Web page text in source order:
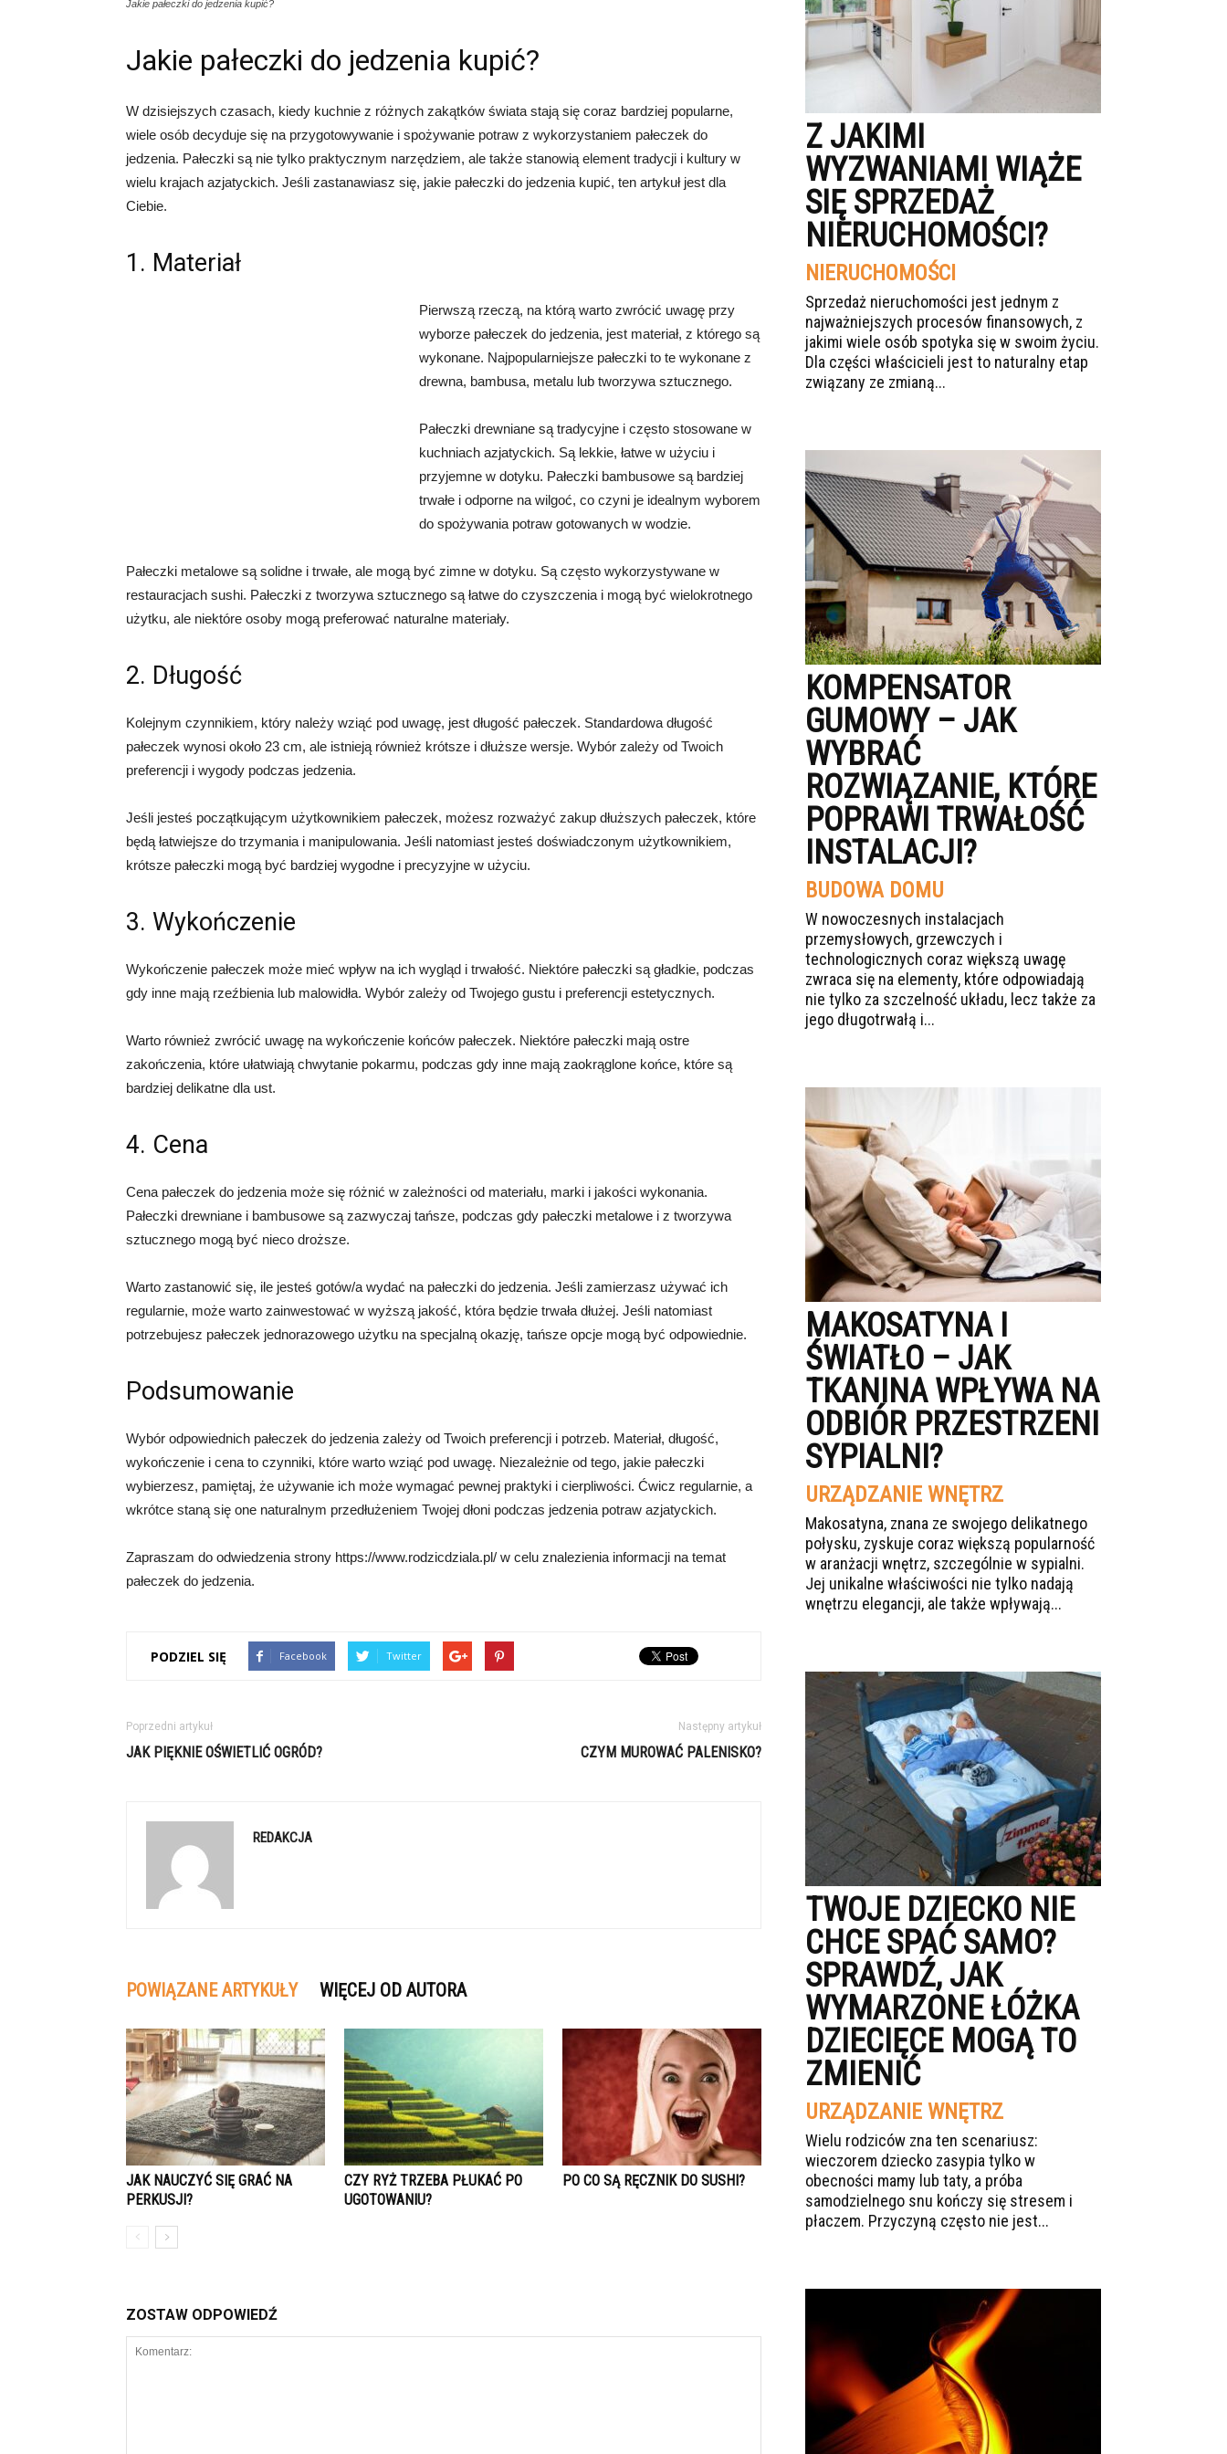
Jakie pałeczki do jedzenia kupić?
Jakie pałeczki do jedzenia kupić?
W dzisiejszych czasach, kiedy kuchnie z różnych zakątków świata stają się coraz bardziej popularne,
wiele osób decyduje się na przygotowywanie i spożywanie potraw z wykorzystaniem pałeczek do
jedzenia. Pałeczki są nie tylko praktycznym narzędziem, ale także stanowią element tradycji i kultury w
wielu krajach azjatyckich. Jeśli zastanawiasz się, jakie pałeczki do jedzenia kupić, ten artykuł jest dla
Ciebie.
1. Materiał
Pierwszą rzeczą, na którą warto zwrócić uwagę przy
wyborze pałeczek do jedzenia, jest materiał, z którego są
wykonane. Najpopularniejsze pałeczki to te wykonane z
drewna, bambusa, metalu lub tworzywa sztucznego.
Pałeczki drewniane są tradycyjne i często stosowane w
kuchniach azjatyckich. Są lekkie, łatwe w użyciu i
przyjemne w dotyku. Pałeczki bambusowe są bardziej
trwałe i odporne na wilgoć, co czyni je idealnym wyborem
do spożywania potraw gotowanych w wodzie.
Pałeczki metalowe są solidne i trwałe, ale mogą być zimne w dotyku. Są często wykorzystywane w
restauracjach sushi. Pałeczki z tworzywa sztucznego są łatwe do czyszczenia i mogą być wielokrotnego
użytku, ale niektóre osoby mogą preferować naturalne materiały.
2. Długość
Kolejnym czynnikiem, który należy wziąć pod uwagę, jest długość pałeczek. Standardowa długość
pałeczek wynosi około 23 cm, ale istnieją również krótsze i dłuższe wersje. Wybór zależy od Twoich
preferencji i wygody podczas jedzenia.
Jeśli jesteś początkującym użytkownikiem pałeczek, możesz rozważyć zakup dłuższych pałeczek, które
będą łatwiejsze do trzymania i manipulowania. Jeśli natomiast jesteś doświadczonym użytkownikiem,
krótsze pałeczki mogą być bardziej wygodne i precyzyjne w użyciu.
3. Wykończenie
Wykończenie pałeczek może mieć wpływ na ich wygląd i trwałość. Niektóre pałeczki są gładkie, podczas
gdy inne mają rzeźbienia lub malowidła. Wybór zależy od Twojego gustu i preferencji estetycznych.
Warto również zwrócić uwagę na wykończenie końców pałeczek. Niektóre pałeczki mają ostre
zakończenia, które ułatwiają chwytanie pokarmu, podczas gdy inne mają zaokrąglone końce, które są
bardziej delikatne dla ust.
4. Cena
Cena pałeczek do jedzenia może się różnić w zależności od materiału, marki i jakości wykonania.
Pałeczki drewniane i bambusowe są zazwyczaj tańsze, podczas gdy pałeczki metalowe i z tworzywa
sztucznego mogą być nieco droższe.
Warto zastanowić się, ile jesteś gotów/a wydać na pałeczki do jedzenia. Jeśli zamierzasz używać ich
regularnie, może warto zainwestować w wyższą jakość, która będzie trwała dłużej. Jeśli natomiast
potrzebujesz pałeczek jednorazowego użytku na specjalną okazję, tańsze opcje mogą być odpowiednie.
Podsumowanie
Wybór odpowiednich pałeczek do jedzenia zależy od Twoich preferencji i potrzeb. Materiał, długość,
wykończenie i cena to czynniki, które warto wziąć pod uwagę. Niezależnie od tego, jakie pałeczki
wybierzesz, pamiętaj, że używanie ich może wymagać pewnej praktyki i cierpliwości. Ćwicz regularnie, a
wkrótce staną się one naturalnym przedłużeniem Twojej dłoni podczas jedzenia potraw azjatyckich.
Zapraszam do odwiedzenia strony https://www.rodzicdziala.pl/ w celu znalezienia informacji na temat
pałeczek do jedzenia.
PODZIEL SIĘ Facebook Twitter
Poprzedni artykuł
JAK PIĘKNIE OŚWIETLIĆ OGRÓD?
Następny artykuł
CZYM MUROWAĆ PALENISKO?
REDAKCJA
POWIĄZANE ARTYKUŁY WIĘCEJ OD AUTORA
JAK NAUCZYĆ SIĘ GRAĆ NA
PERKUSJI?
CZY RYŻ TRZEBA PŁUKAĆ PO
UGOTOWANIU?
PO CO SĄ RĘCZNIK DO SUSHI?
ZOSTAW ODPOWIEDŹ
Z JAKIMI
WYZWANIAMI WIĄŻE
SIĘ SPRZEDAŻ
NIERUCHOMOŚCI?
NIERUCHOMOŚCI
Sprzedaż nieruchomości jest jednym z
najważniejszych procesów finansowych, z
jakimi wiele osób spotyka się w swoim życiu.
Dla części właścicieli jest to naturalny etap
związany ze zmianą...
KOMPENSATOR
GUMOWY – JAK
WYBRAĆ
ROZWIĄZANIE, KTÓRE
POPRAWI TRWAŁOŚĆ
INSTALACJI?
BUDOWA DOMU
W nowoczesnych instalacjach
przemysłowych, grzewczych i
technologicznych coraz większą uwagę
zwraca się na elementy, które odpowiadają
nie tylko za szczelność układu, lecz także za
jego długotrwałą i...
MAKOSATYNA I
ŚWIATŁO – JAK
TKANINA WPŁYWA NA
ODBIÓR PRZESTRZENI
SYPIALNI?
URZĄDZANIE WNĘTRZ
Makosatyna, znana ze swojego delikatnego
połysku, zyskuje coraz większą popularność
w aranżacji wnętrz, szczególnie w sypialni.
Jej unikalne właściwości nie tylko nadają
wnętrzu elegancji, ale także wpływają...
TWOJE DZIECKO NIE
CHCE SPAĆ SAMO?
SPRAWDŹ, JAK
WYMARZONE ŁÓŻKA
DZIECIĘCE MOGĄ TO
ZMIENIĆ
URZĄDZANIE WNĘTRZ
Wielu rodziców zna ten scenariusz:
wieczorem dziecko zasypia tylko w
obecności mamy lub taty, a próba
samodzielnego snu kończy się stresem i
płaczem. Przyczyną często nie jest...